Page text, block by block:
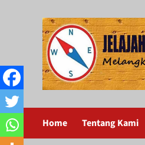
Home Tentang Kami